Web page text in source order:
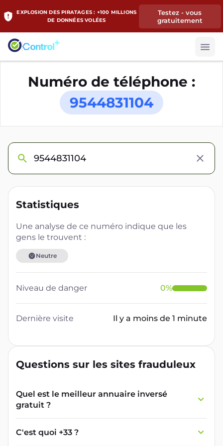
EXPLOSION DES PIRATAGES : +100 MILLIONS
DE DONNÉES VOLÉES
Testez - vous
gratuitement
Numéro de téléphone :
9544831104
Statistiques
Une analyse de ce numéro indique que les
gens le trouvent :
Neutre
Niveau de danger 0%
Dernière visite Il y a moins de 1 minute
Questions sur les sites frauduleux
Quel est le meilleur annuaire inversé
gratuit ?
France Verif inclut une fonctionnalité de
recherche de numéro inversée qui est efficace
et gratuite pour identifier les appelants
C'est quoi +33 ?
L'indicatif +33 est le code téléphonique